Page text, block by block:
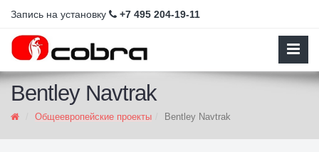
Запись на установку +7 495 204-19-11
Bentley Navtrak
Общеевропейские проекты Bentley Navtrak